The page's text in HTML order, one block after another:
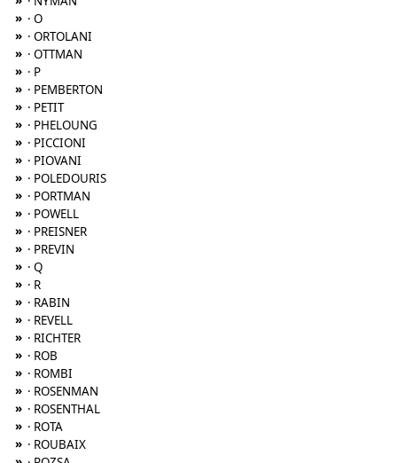
» · O
» · ORTOLANI
» · OTTMAN
» · P
» · PEMBERTON
» · PETIT
» · PHELOUNG
» · PICCIONI
» · PIOVANI
» · POLEDOURIS
» · PORTMAN
» · POWELL
» · PREISNER
» · PREVIN
» · Q
» · R
» · RABIN
» · REVELL
» · RICHTER
» · ROB
» · ROMBI
» · ROSENMAN
» · ROSENTHAL
» · ROTA
» · ROUBAIX